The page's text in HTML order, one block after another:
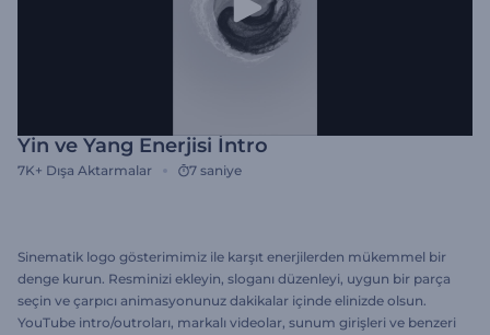
Yin ve Yang Enerjisi İntro
7K+ Dışa Aktarmalar 7 saniye
Sinematik logo gösterimimiz ile karşıt enerjilerden mükemmel bir
denge kurun. Resminizi ekleyin, sloganı düzenleyi, uygun bir parça
seçin ve çarpıcı animasyonunuz dakikalar içinde elinizde olsun.
YouTube intro/outroları, markalı videolar, sunum girişleri ve benzeri